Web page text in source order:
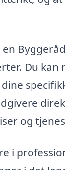
Du
og
i